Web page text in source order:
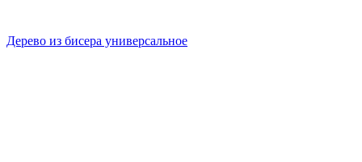
Дерево из бисера универсальное